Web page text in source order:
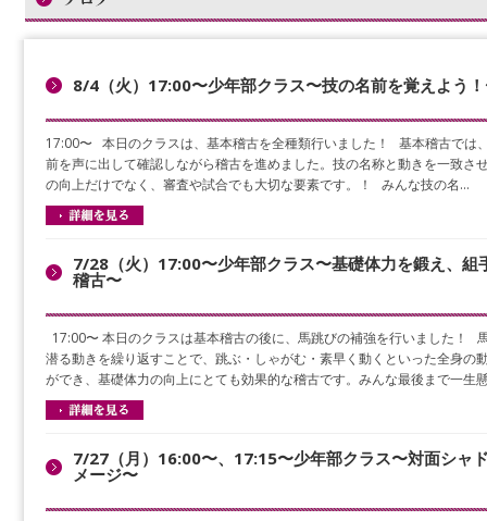
8/4（火）17:00〜少年部クラス〜技の名前を覚えよう
17:00〜 本日のクラスは、基本稽古を全種類行いました！ 基本稽古では
前を声に出して確認しながら稽古を進めました。技の名称と動きを一致さ
の向上だけでなく、審査や試合でも大切な要素です。！ みんな技の名…
7/28（火）17:00〜少年部クラス〜基礎体力を鍛え、組
稽古〜
17:00〜 本日のクラスは基本稽古の後に、馬跳びの補強を行いました！
潜る動きを繰り返すことで、跳ぶ・しゃがむ・素早く動くといった全身の
ができ、基礎体力の向上にとても効果的な稽古です。みんな最後まで一生
7/27（月）16:00〜、17:15〜少年部クラス〜対面シャ
メージ〜